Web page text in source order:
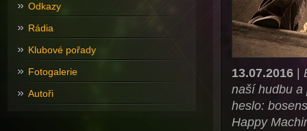
13.07.2016|
naší hudbu a
heslo:
Happy
Odkazy
Rádia
Klubové pořady
Fotogalerie
Autoři